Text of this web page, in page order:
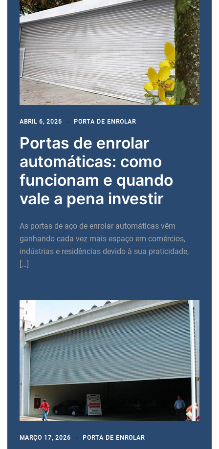
ABRIL 6, 2026 PORTA DE ENROLAR
Portas de enrolar
automáticas: como
funcionam e quando
vale a pena investir
As portas de aço de enrolar automáticas vêm
ganhando cada vez mais espaço em comércios,
indústrias e residências devido à sua praticidade,
[…]
MARÇO 17, 2026 PORTA DE ENROLAR